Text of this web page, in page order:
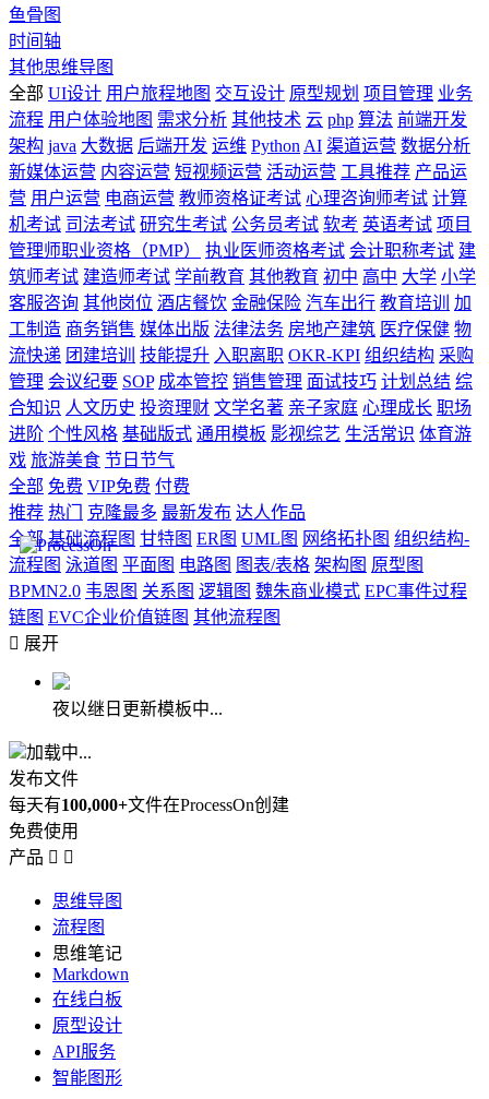
鱼骨图
时间轴
其他思维导图
全部 UI设计 用户旅程地图 交互设计 原型规划 项目管理 业务
流程 用户体验地图 需求分析 其他技术 云 php 算法 前端开发
架构 java 大数据 后端开发 运维 Python AI 渠道运营 数据分析
新媒体运营 内容运营 短视频运营 活动运营 工具推荐 产品运
营 用户运营 电商运营 教师资格证考试 心理咨询师考试 计算
机考试 司法考试 研究生考试 公务员考试 软考 英语考试 项目
管理师职业资格（PMP）
执业医师资格考试 会计职称考试 建
筑师考试 建造师考试 学前教育 其他教育 初中 高中 大学 小学
客服咨询 其他岗位 酒店餐饮 金融保险 汽车出行 教育培训
加
工制造 商务销售 媒体出版 法律法务 房地产建筑 医疗保健 物
流快递 团建培训 技能提升 入职离职 OKR-KPI 组织结构 采购
管理 会议纪要 SOP 成本管控 销售管理 面试技巧 计划总结 综
合知识 人文历史 投资理财 文学名著 亲子家庭 心理成长 职场
进阶 个性风格 基础版式 通用模板 影视综艺 生活常识 体育游
戏 旅游美食 节日节气
全部 免费 VIP免费 付费
推荐 热门 克隆最多 最新发布 达人作品
全部 基础流程图 甘特图 ER图 UML图 网络拓扑图 组织结构-
流程图 泳道图 平面图 电路图 图表/表格 架构图 原型图
BPMN2.0 韦恩图 关系图 逻辑图 魏朱商业模式 EPC事件过程
链图 EVC企业价值链图 其他流程图
 展开
夜以继日更新模板中...
加载中...
发布文件
每天有100,000+文件在ProcessOn创建
免费使用
产品  
思维导图
流程图
思维笔记
Markdown
在线白板
原型设计
API服务
智能图形